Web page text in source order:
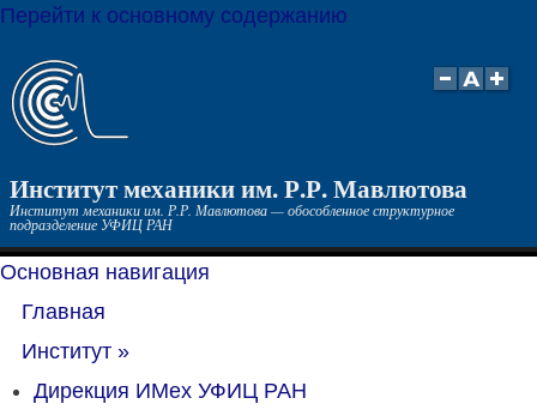
Перейти к основному содержанию
Институт механики им. Р.Р. Мавлютова
Институт механики им. Р.Р. Мавлютова — обособленное структурное
подразделение УФИЦ РАН
Основная навигация
Главная
Институт »
Дирекция ИМех УФИЦ РАН